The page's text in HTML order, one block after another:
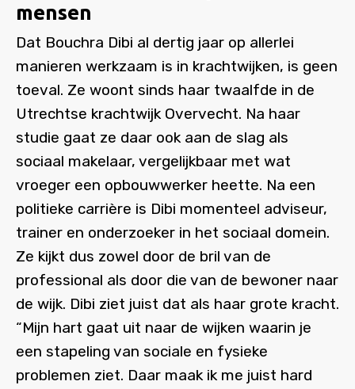
mensen
Dat Bouchra Dibi al dertig jaar op allerlei
manieren werkzaam is in krachtwijken, is geen
toeval. Ze woont sinds haar twaalfde in de
Utrechtse krachtwijk Overvecht. Na haar
studie gaat ze daar ook aan de slag als
sociaal makelaar, vergelijkbaar met wat
vroeger een opbouwwerker heette. Na een
politieke carrière is Dibi momenteel adviseur,
trainer en onderzoeker in het sociaal domein.
Ze kijkt dus zowel door de bril van de
professional als door die van de bewoner naar
de wijk. Dibi ziet juist dat als haar grote kracht.
“Mijn hart gaat uit naar de wijken waarin je
een stapeling van sociale en fysieke
problemen ziet. Daar maak ik me juist hard